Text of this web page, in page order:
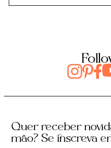
Quer receber
mão? Se inscreva